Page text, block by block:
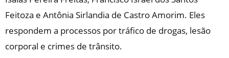
Feitoza e Antônia Sirlandia de Castro Amorim. Eles
respondem a processos por tráfico de drogas, lesão
corporal e crimes de trânsito.